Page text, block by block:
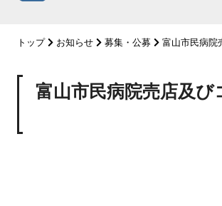
トップ お知らせ 募集・公募 富山市民病院
富山市民病院売店及